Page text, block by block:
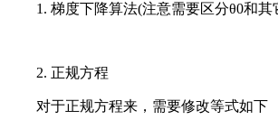
1. 梯度下降算法(注意需要区分θ0和
2. 正规方程
对于正规方程来，需要修改等式如下